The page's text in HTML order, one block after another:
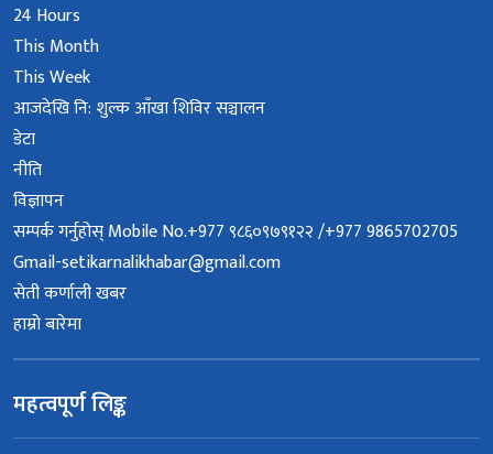
24 Hours
This Month
This Week
आजदेखि नि: शुल्क आँखा शिविर सञ्चालन
डेटा
नीति
विज्ञापन
सम्पर्क गर्नुहोस् Mobile No.+977 ९८६०९७९१२२ /+977 9865702705
Gmail-setikarnalikhabar@gmail.com
सेती कर्णाली खबर
हाम्रो बारेमा
महत्वपूर्ण लिङ्क